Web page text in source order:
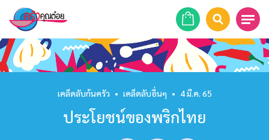
หน้าแรก
สูตรอาหาร
ร้านอาหาร
เคล็ดลับก้นครัว • เคล็ดลับอื่นๆ • 4 มี.ค. 65
ประโยชน์ของพริกไทย